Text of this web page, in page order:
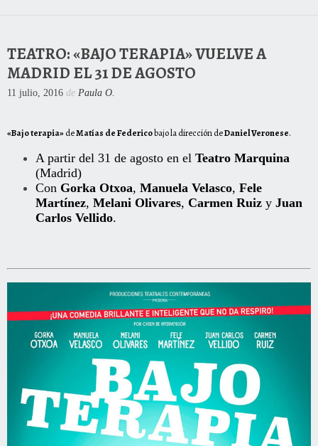
TEATRO: «BAJO TERAPIA» VUELVE A
MADRID EL 31 DE AGOSTO
11 julio, 2016 de Paula O.
«Bajo terapia»deMatías de Federicobajo la dirección deDaniel Veronese.
A partir del 31 de agosto en el Teatro Marquina
(Madrid)
Con Gorka Otxoa, Manuela Velasco, Fele
Martínez, Melani Olivares, Carmen Ruiz y Juan
Carlos Vellido.